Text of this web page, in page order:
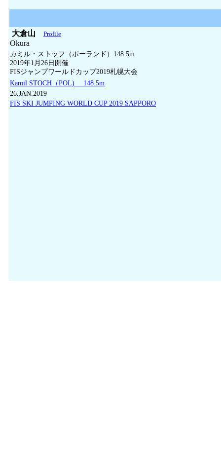
大倉山 Profile
Okura
カミル・ストッフ（ポーランド）148.5m
2019年1月26日開催
FISジャンプワールドカップ2019札幌大会
Kamil STOCH（POL) 148.5m
26.JAN.2019
FIS SKI JUMPING WORLD CUP 2019 SAPPORO